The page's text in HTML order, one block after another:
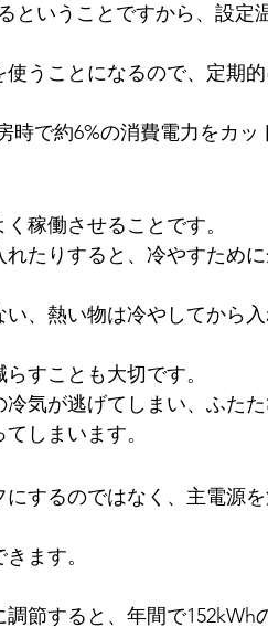
ということですから、設定
うことになるので、定期
時で約6%の消費電力をカッ
稼働させることです。
たりすると、冷やすため
、熱い物は冷やしてから
すことも大切です。
気が逃げてしまい、ふた
しまいます。
するのではなく、主電源を
ます。
節すると、年間で152kWh